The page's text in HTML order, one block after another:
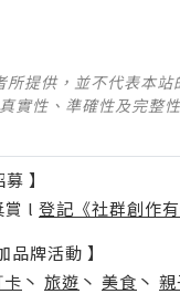
所提供，並不代表本
實性、準確性及完整
】
賞 l 登記《社群創作有
品牌活動 】
丶 旅遊 丶 美食 丶